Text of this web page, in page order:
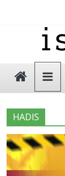
Menggenggam
Tradisi
Salaf
HADIS